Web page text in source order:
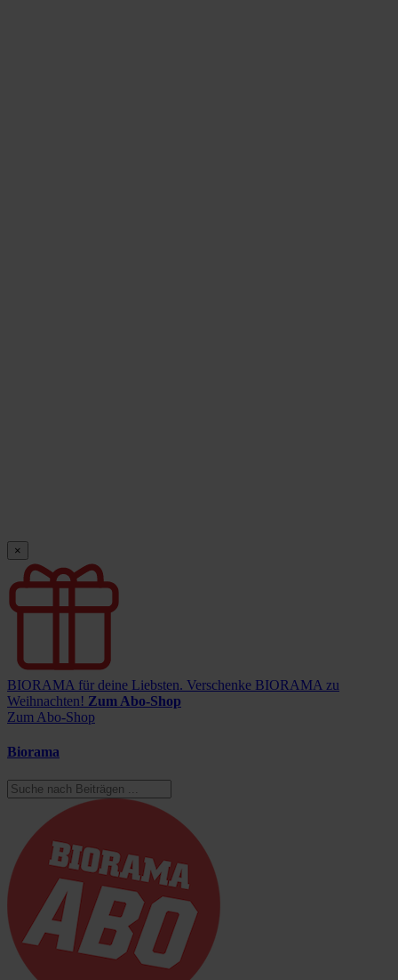
×
BIORAMA für deine Liebsten. Verschenke BIORAMA zu
Weihnachten! Zum Abo-Shop
Zum Abo-Shop
Biorama